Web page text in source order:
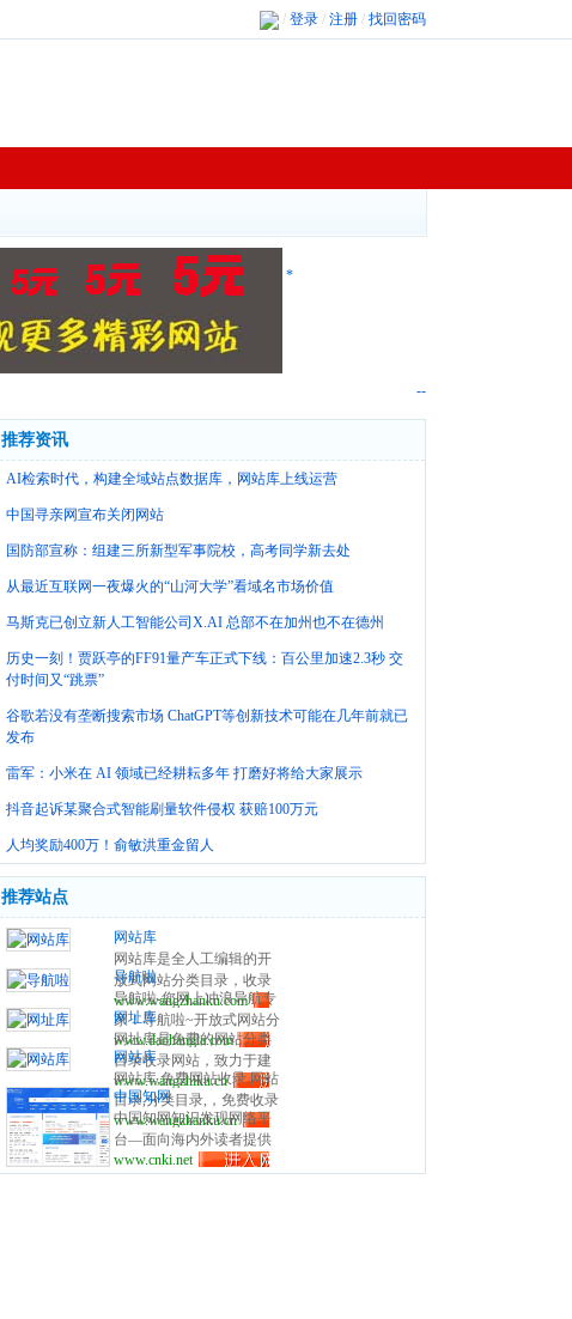
/ 登录 / 注册 / 找回密码
*
--
推荐资讯
AI检索时代，构建全域站点数据库，网站库上线运营
中国寻亲网宣布关闭网站
国防部宣称：组建三所新型军事院校，高考同学新去处
从最近互联网一夜爆火的“山河大学”看域名市场价值
马斯克已创立新人工智能公司X.AI 总部不在加州也不在德州
历史一刻！贾跃亭的FF91量产车正式下线：百公里加速2.3秒 交
付时间又“跳票”
谷歌若没有垄断搜索市场 ChatGPT等创新技术可能在几年前就已
发布
雷军：小米在 AI 领域已经耕耘多年 打磨好将给大家展示
抖音起诉某聚合式智能刷量软件侵权 获赔100万元
人均奖励400万！俞敏洪重金留人
推荐站点
网站库
网站库是全人工编辑的开
放式网站分类目录，收录
国内外、各行业优秀网
站，旨在为用户提供更全
面的网站分类目录检索、
优秀网站参考、网站推广
服务、网站黄页、网上娱
乐冲浪导航网站。
www.wangzhanku.com
导航啦
导航啦-您网上冲浪导航专
家！导航啦~开放式网站分
类目录导航平台，收集国
内外、各行业优秀正规网
站,全人工编辑收录，为百
度、谷歌、有道、搜狗、
必应等搜索引擎提供索引
参考, 同时也是站长推广网
站值得信任选择的平台。
www.daohangla.com
网址库
网址库是免费的网站分类
目录收录网站，致力于建
立全面的网址库平台：免
费收录网站、网址；收录
国内外各行业优秀的网站
网址,让你轻松畅游互联
网，找到您想要的网站、
www.wangzhiku.cn
网站库
网站库,免费网站收录,网站
目录,分类目录,，免费收录
国内外、各行业优秀网
站。
www.wangzhanku.cn
中国知网
中国知网知识发现网络平
台—面向海内外读者提供
中国学术文献、外文文
www.cnki.net